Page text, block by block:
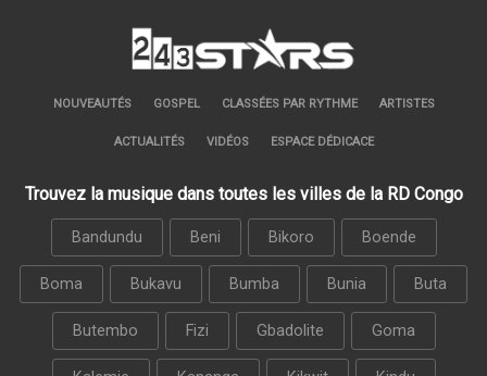
NOUVEAUTÉS GOSPEL CLASSÉES PAR RYTHME ARTISTES
ACTUALITÉS VIDÉOS ESPACE DÉDICACE
Trouvez la musique dans toutes les villes de la RD Congo
Bandundu Beni Bikoro Boende
Boma Bukavu Bumba Bunia Buta
Butembo Fizi Gbadolite Goma